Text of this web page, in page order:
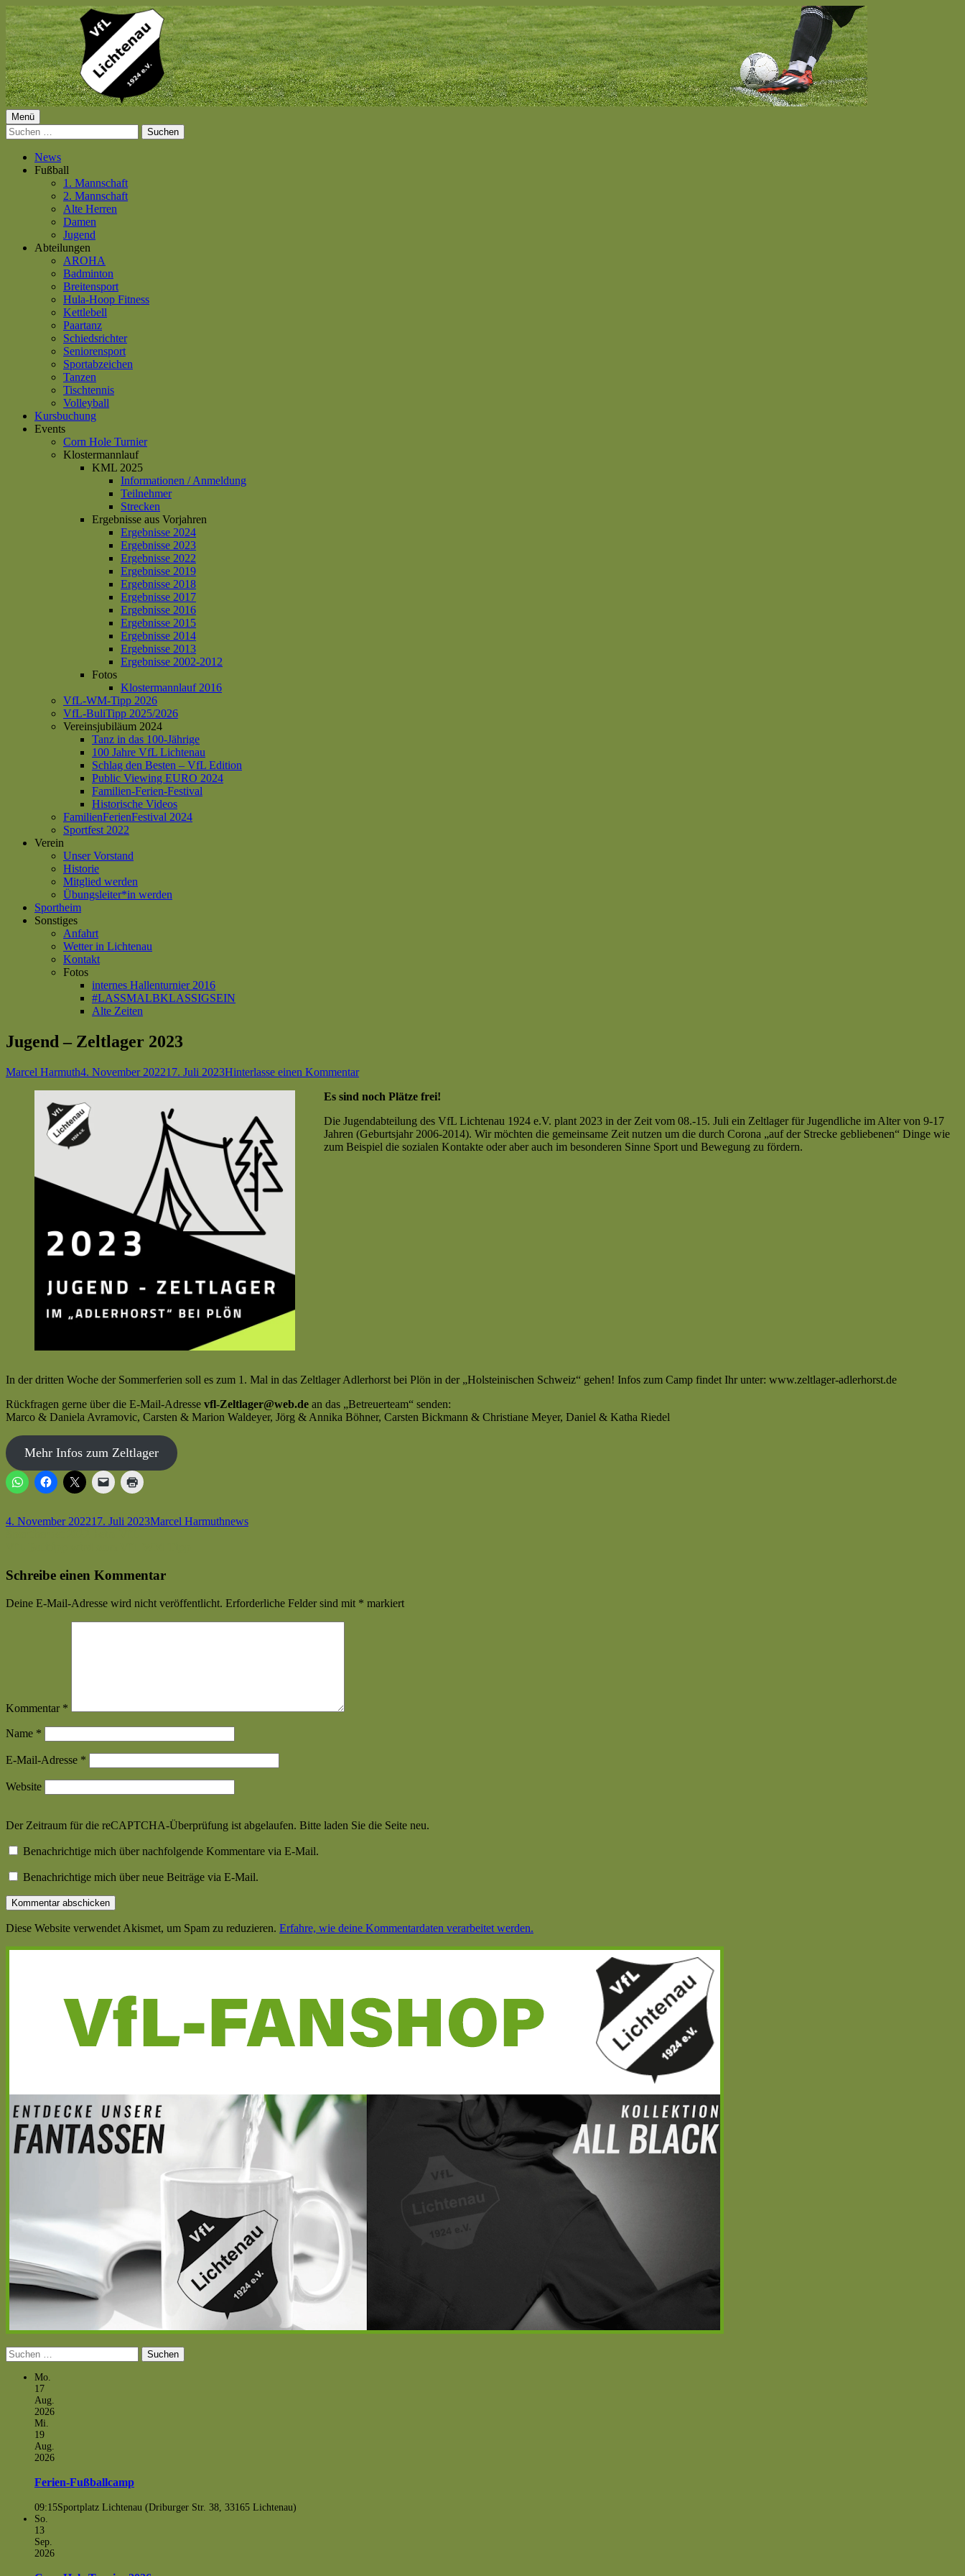
Springe
zum
Inhalt
VfL Lichtenau 1924 e.V.
Primäres
Menü
Menü
Suchen
nach:
News
Fußball
1. Mannschaft
2. Mannschaft
Alte Herren
Damen
Jugend
Abteilungen
AROHA
Badminton
Breitensport
Hula-Hoop Fitness
Kettlebell
Paartanz
Schiedsrichter
Seniorensport
Sportabzeichen
Tanzen
Tischtennis
Volleyball
Kursbuchung
Events
Corn Hole Turnier
Klostermannlauf
KML 2025
Informationen / Anmeldung
Teilnehmer
Strecken
Ergebnisse aus Vorjahren
Ergebnisse 2024
Ergebnisse 2023
Ergebnisse 2022
Ergebnisse 2019
Ergebnisse 2018
Ergebnisse 2017
Ergebnisse 2016
Ergebnisse 2015
Ergebnisse 2014
Ergebnisse 2013
Ergebnisse 2002-2012
Fotos
Klostermannlauf 2016
VfL-WM-Tipp 2026
VfL-BuliTipp 2025/2026
Vereinsjubiläum 2024
Tanz in das 100-Jährige
100 Jahre VfL Lichtenau
Schlag den Besten – VfL Edition
Public Viewing EURO 2024
Familien-Ferien-Festival
Historische Videos
FamilienFerienFestival 2024
Sportfest 2022
Verein
Unser Vorstand
Historie
Mitglied werden
Übungsleiter*in werden
Sportheim
Sonstiges
Anfahrt
Wetter in Lichtenau
Kontakt
Fotos
internes Hallenturnier 2016
#LASSMALBKLASSIGSEIN
Alte Zeiten
Jugend – Zeltlager 2023
Autor
Marcel HarmuthVeröffentlicht
4. November 202217. Juli 2023Hinterlasse einen Kommentarzu
–
2023
Es sind noch Plätze frei!
Die Jugendabteilung des VfL Lichtenau 1924 e.V. plant 2023 in der Zeit vom 08.-15. Juli ein Zeltlager für Jugendliche im Alter von 9-17
Jahren (Geburtsjahr 2006-2014). Wir möchten die gemeinsame Zeit nutzen um die durch Corona „auf der Strecke gebliebenen“ Dinge wie
zum Beispiel die sozialen Kontakte oder aber auch im besonderen Sinne Sport und Bewegung zu fördern.
In der dritten Woche der Sommerferien soll es zum 1. Mal in das Zeltlager Adlerhorst bei Plön in der „Holsteinischen Schweiz“ gehen! Infos zum Camp findet Ihr unter: www.zeltlager-adlerhorst.de
Rückfragen gerne über die E-Mail-Adresse vfl-Zeltlager@web.de an das „Betreuerteam“ senden:
Marco & Daniela Avramovic, Carsten & Marion Waldeyer, Jörg & Annika Böhner, Carsten Bickmann & Christiane Meyer, Daniel & Katha Riedel
Mehr Infos zum Zeltlager
Veröffentlicht
4. November 202217. Juli 2023Autor
Marcel HarmuthKategorien
news
Schreibe einen Kommentar
Deine E-Mail-Adresse wird nicht veröffentlicht. Erforderliche Felder sind mit * markiert
Kommentar *
Name *
E-Mail-Adresse *
Website
Der Zeitraum für die reCAPTCHA-Überprüfung ist abgelaufen. Bitte laden Sie die Seite neu.
Benachrichtige mich über nachfolgende Kommentare via E-Mail.
Benachrichtige mich über neue Beiträge via E-Mail.
Diese Website verwendet Akismet, um Spam zu reduzieren. Erfahre, wie deine Kommentardaten verarbeitet werden.
Haupt-
Suchen
nach:
Mo.
17
Aug.
2026
Mi.
19
Aug.
2026
Ferien-Fußballcamp
09:15Sportplatz Lichtenau (Driburger Str. 38, 33165 Lichtenau)
So.
13
Sep.
2026